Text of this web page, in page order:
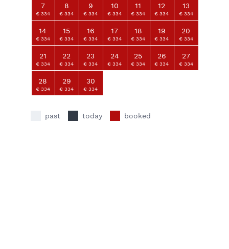
7
€ 334
8
€ 334
9
€ 334
10
€ 334
11
€ 334
12
€ 334
13
€ 334
14
€ 334
15
€ 334
16
€ 334
17
€ 334
18
€ 334
19
€ 334
20
€ 334
21
€ 334
22
€ 334
23
€ 334
24
€ 334
25
€ 334
26
€ 334
27
€ 334
28
€ 334
29
€ 334
30
€ 334
past today booked